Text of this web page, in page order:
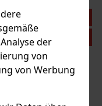
der
von
von Werbung